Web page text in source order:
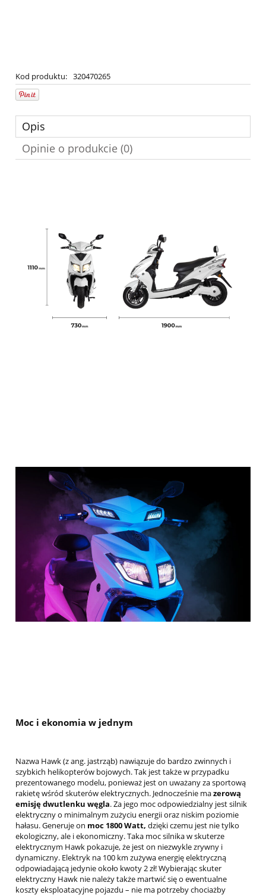
Kod produktu: 320470265
Opis
Opinie o produkcie (0)
Moc i ekonomia w jednym
Nazwa Hawk (z ang. jastrząb) nawiązuje do bardzo zwinnych i
szybkich helikopterów bojowych. Tak jest także w przypadku
prezentowanego modelu, ponieważ jest on uważany za sportową
rakietę wśród skuterów elektrycznych. Jednocześnie mazerową
emisję dwutlenku węgla. Za jego moc odpowiedzialny jest silnik
elektryczny o minimalnym zużyciu energii oraz niskim poziomie
hałasu. Generuje on moc 1800 Watt, dzięki czemu jest nie tylko
ekologiczny, ale i ekonomiczny. Taka moc silnika w skuterze
elektrycznym Hawk pokazuje, że jest on niezwykle zrywny i
dynamiczny. Elektryk na 100 km zużywa energię elektryczną
odpowiadającą jedynie około kwoty 2 zł! Wybierając skuter
elektryczny Hawk nie należy także martwić się o ewentualne
koszty eksploatacyjne pojazdu – nie ma potrzeby chociażby